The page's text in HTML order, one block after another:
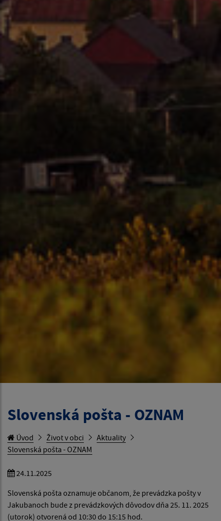
Slovenská pošta - OZNAM
Úvod Život v obci
Aktuality
Slovenská pošta - OZNAM
24.11.2025
Slovenská pošta oznamuje občanom, že prevádzka pošty v
Jakubanoch bude z prevádzkových dôvodov dňa 25. 11. 2025
(utorok) otvorená od 10:30 do 15:15 hod.